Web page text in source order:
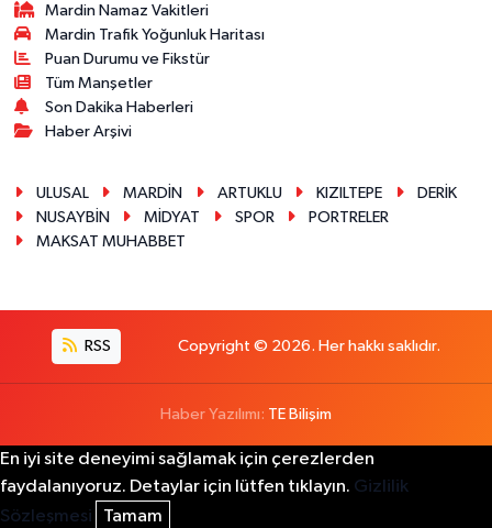
Mardin Namaz Vakitleri
Mardin Trafik Yoğunluk Haritası
Puan Durumu ve Fikstür
Tüm Manşetler
Son Dakika Haberleri
Haber Arşivi
ULUSAL MARDİN ARTUKLU KIZILTEPE
DERİK
NUSAYBİN
MİDYAT SPOR
PORTRELER
MAKSAT MUHABBET
RSS Copyright © 2026. Her hakkı saklıdır.
Haber Yazılımı: TE Bilişim
En iyi site deneyimi sağlamak için çerezlerden
faydalanıyoruz. Detaylar için lütfen tıklayın. Gizlilik
Sözleşmesi
Tamam